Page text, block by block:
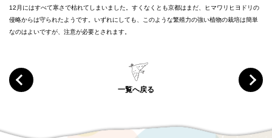
12月にはすべて寒さで枯れてしまいました。すくなくとも京都はまだ、ヒマワリヒヨドリの
侵略からは守られたようです。いずれにしても、このような繁殖力の強い植物の栽培は簡単
なのはよいですが、注意が必要とされます。
一覧へ戻る